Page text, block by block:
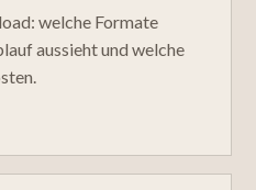
welche Formate
aussieht und welche